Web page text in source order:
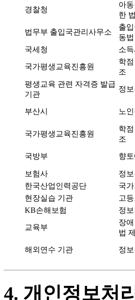
경찰청
아
한
법무부 출입국관리사무소
출
동
국세청 소
국가평생교육진흥원
학
조
평생교육 관련 자격증 발급
기관
정
부산시 노
국가평생교육진흥원
학
조
국방부 향
보험사 정
한국산업인력공단
국
현장실습 기관
고
KB손해보험
정
교육부
장
법
해외연수 기관 정
4. 개인정보처